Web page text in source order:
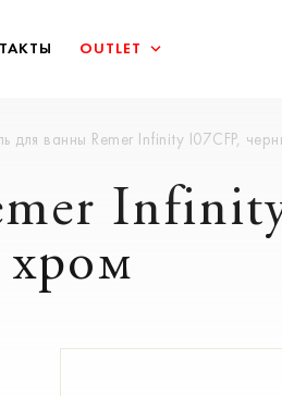
OUTLET
для ванны Remer Infinity I07CFP,